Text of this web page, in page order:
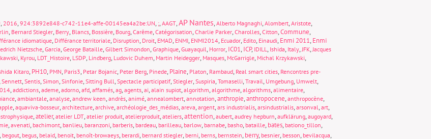
, 2016, 924:3892e848-c742-11e4-affe-00145ea4a2be:UN, ;, AAGT,AP Nantes, Alberto Magnaghi, Alombert, Aristote,
, Bernard Stiegler, Berry, Blancs, Bossière, Bourg, Carême, Catégorisation, Charlie Parker, Charolles, Citton,Commune,
idiomatique, Différance territoriale, Disruption, Droit, EMAD, ENMI, ENMI2014, Ecuador, Edito, Einaudi, Enmi 2011, Enmi
Nietzsche, Garcia, George Bataille, Gilbert Simondon, Graphique, Guayaquil, Horror, IC01, ICP, IDILL, Ishida, Italy,JFK,Jacques
, Kyrou, LDT_Histoire, LSDP, Lindberg, Ludovic Duhem, Martin Heidegger, Masques, McGarrigle, Michal Krzykawski,
Kitaro, PH10, PMN, Paris3, Petar Bojanic, Peter Berg, Pinede, Plaine, Platon, Rambaud, Real smart cities, Rencontres pre-
Sennett, Sentis, Simon, Sinfonie, Sitting Bull, Spectacle participatif, Stiegler, Suspiria, Tomaselli, Travail, Umgebung, Umwelt,
, addictions, ademe, adorno, afd, affamés, ag, agents, ai, alain supiot, algorithm, algorithme, algorithms, alimentaire,
, ambiantale, analyse, andrew keen, andrès, animé, annealombert, annotation,anthropie,anthropocene, anthropocène,
, aquaviva-bosseur, architecture, archive, archéologie_des_médias, areva, argent, ars industrialis, arsindustrialis, arsonval, art,
,atelier, atelier LDT, atelier produit, atelierproduit, ateliers,attention, aubert, audrey hepburn, aufklärung, augoyard,
, avenati, bachimont, banlieu, baranzoni, barberis, bardeau, barilleau, barlow, barnabe, basho, bataille, bates, bationo_tillon,
, begout, begus, belaid, benoit, benoît-browaeys, berardi, bernard stiegler, berni, berns, bernstein, berry, besnier, besson, bevilacqua,